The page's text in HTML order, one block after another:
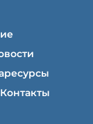
Контакты